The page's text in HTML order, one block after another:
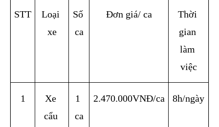
STT
Loại
xe
Số
ca
Đơn giá/ ca
Thời
gian
làm
việc
1
Xe
cẩu
1
ca
2.470.000VNĐ/ca 8h/ngày